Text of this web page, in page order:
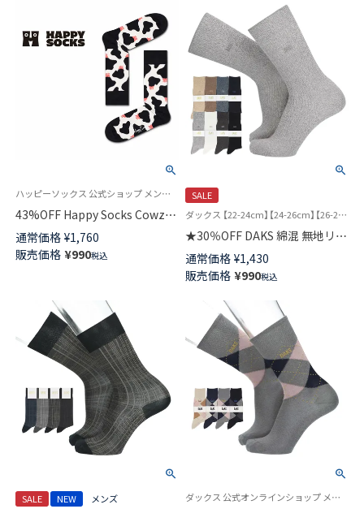
ハッピーソックス 公式ショップ メンズ ＆ レディス 靴下
43%OFF Happy Socks Cowzy (
カウジー )クルー丈 ソックス ユ
ニセックス 10237013
通常価格 ¥1,760
販売価格 ¥990税込
SALE
ダックス 【22-24cm】【24-26cm】【26-28cm】 紳士 靴下 旧2512050
★30％OFF DAKS 綿混 無地リブ
消臭加工 ワンポイント クルー
丈 カジュアルソックス メンズ
日本製 02512060
通常価格 ¥1,430
販売価格 ¥990税込
SALE NEW
メンズ
ダックス 公式オンラインショップ メンズ ソックス 靴下